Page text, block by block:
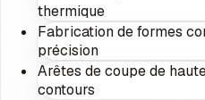
thermique
Fabrication de formes
précision
Arêtes de coupe de
contours